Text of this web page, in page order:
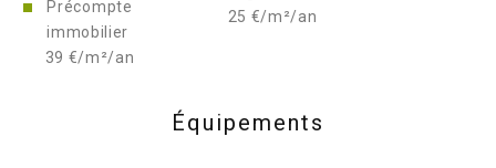
Précompte
immobilier
39 €/m²/an
25 €/m²/an
Équipements